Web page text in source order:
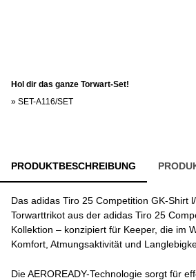
Hol dir das ganze Torwart-Set!
» SET-A116/SET
PRODUKTBESCHREIBUNG
Das adidas Tiro 25 Competition GK-Shirt
Torwarttrikot aus der adidas Tiro 25
Kollektion – konzipiert für Keeper, die im
Komfort, Atmungsaktivität und
Die AEROREADY-Technologie sorgt für